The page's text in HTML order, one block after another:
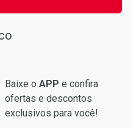
Baixe o APP e confira
ofertas e descontos
exclusivos para você!